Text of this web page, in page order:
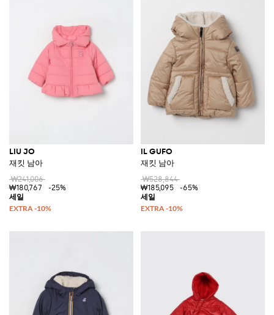
LIU JO
재킷 남아
₩241,006
₩180,767
-25%
IL GUFO
재킷 남아
₩528,844
₩185,095
-65%